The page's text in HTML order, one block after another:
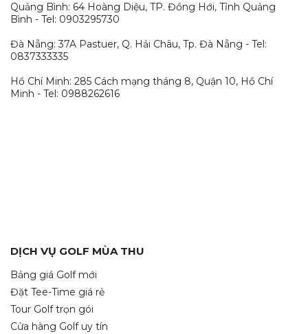
Quảng Bình: 64 Hoàng Diệu, TP. Đồng Hới, Tỉnh Quảng
Bình - Tel: 0903295730
Đà Nẵng: 37A Pastuer, Q. Hải Châu, Tp. Đà Nẵng - Tel:
0837333335
Hồ Chí Minh: 285 Cách mạng tháng 8, Quận 10, Hồ Chí
Minh - Tel: 0988262616
DỊCH VỤ GOLF MÙA THU
Bảng giá Golf mới
Đặt Tee-Time giá rẻ
Tour Golf trọn gói
Cửa hàng Golf uy tín